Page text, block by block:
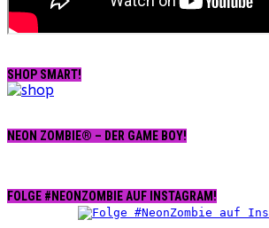
SHOP SMART!
NEON ZOMBIE® – DER GAME BOY!
FOLGE #NEONZOMBIE AUF INSTAGRAM!